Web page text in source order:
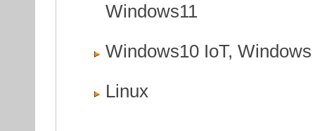
Windows11
Windows10 IoT,
Linux